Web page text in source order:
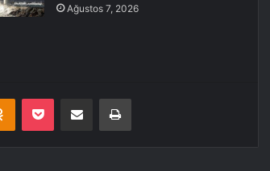
Ağustos 7, 2026
Odnoklassniki
Pocket E-Posta ile paylaş Yazdır